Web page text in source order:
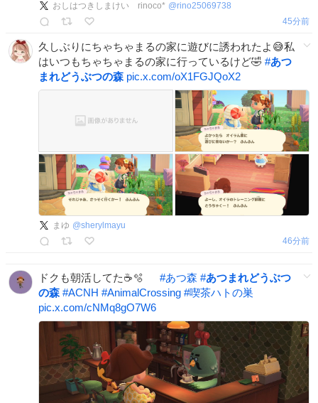
おしはつきしまけい rinoco* @rino25069738
45分前
久しぶりにちゃちゃまるの家に遊びに誘われたよ😅私
はいつもちゃちゃまるの家に行っているけど🤣 #あつ
まれどうぶつの森 pic.x.com/oX1FGJQoX2
まゆ @sherylmayu
46分前
ドクも朝活してた☕️🫧 #あつ森 #あつまれどうぶつ
の森 #ACNH #AnimalCrossing #喫茶ハトの巣
pic.x.com/cNMq8gO7W6